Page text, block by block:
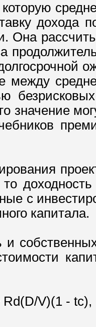
дохода
Она
между
значение
с
капитала.
и
V)(1 - tc),